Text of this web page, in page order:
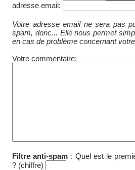
adresse email:
Votre adresse email ne sera pas
spam, donc... Elle nous permet
en cas de problème concernant
Votre commentaire:
Filtre anti-spam : Quel est le
? (chiffre)